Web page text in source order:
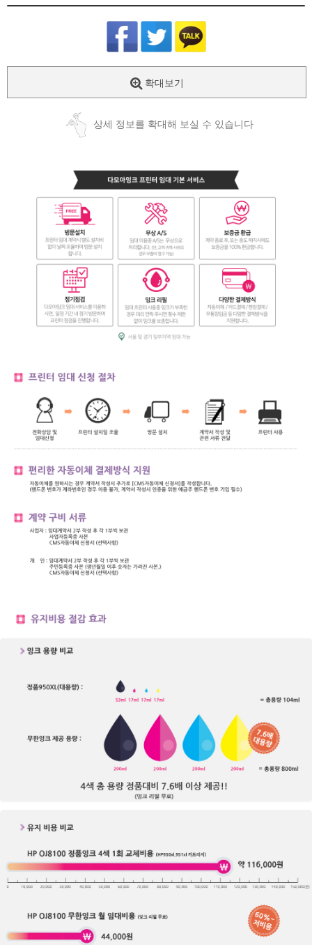
확대보기
상세 정보를 확대해 보실 수 있습니다